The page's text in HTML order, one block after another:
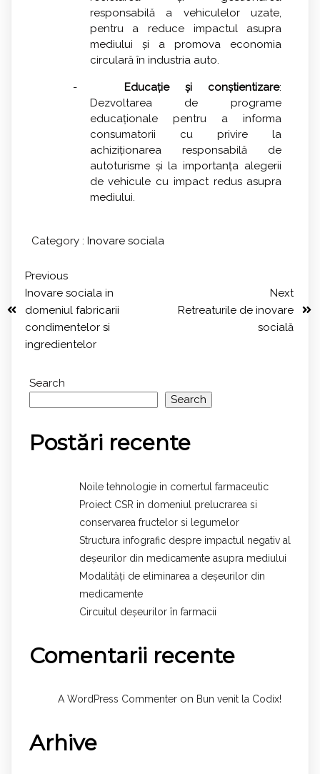
responsabilă a vehiculelor uzate,
pentru a reduce impactul asupra
mediului și a promova economia
circulară în industria auto.
- Educație și conștientizare:
Dezvoltarea de programe
educaționale pentru a informa
consumatorii cu privire la
achiziționarea responsabilă de
autoturisme și la importanța alegerii
de vehicule cu impact redus asupra
mediului.
Category : Inovare sociala
Previous
Inovare sociala in
domeniul fabricarii
condimentelor si
ingredientelor
Next
Retreaturile de inovare
socială
Search
Search
Postări recente
Noile tehnologie in comertul farmaceutic
Proiect CSR in domeniul prelucrarea si
conservarea fructelor si legumelor
Structura infografic despre impactul negativ al
deșeurilor din medicamente asupra mediului
Modalități de eliminarea a deșeurilor din
medicamente
Circuitul deșeurilor în farmacii
Comentarii recente
A WordPress Commenter on Bun venit la Codix!
Arhive